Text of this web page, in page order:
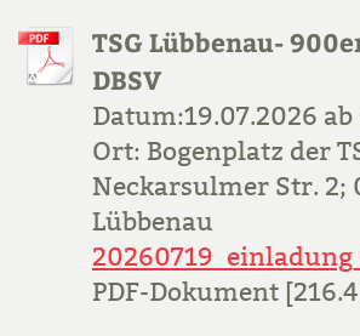
TSG Lübbenau-
DBSV
Datum:19.07.2026
Ort: Bogenplatz der
Neckarsulmer Str. 2;
Lübbenau
PDF-Dokument